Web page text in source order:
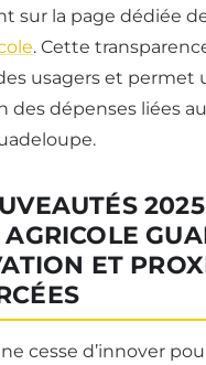
sur la page dédiée
. Cette
usagers et permet
des dépenses liées
ET
cesse d’innover